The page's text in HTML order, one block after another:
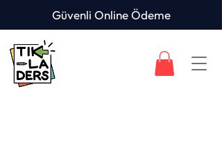
Güvenli Online Ödeme